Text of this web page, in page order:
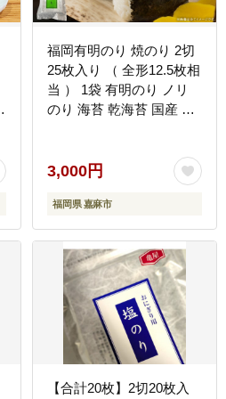
福岡有明のり 焼のり 2切
25枚入り （ 全形12.5枚相
当 ） 1袋 有明のり ノリ
のり 海苔 乾海苔 国産 お
3,000円
福岡県 嘉麻市
【合計20枚】2切20枚入